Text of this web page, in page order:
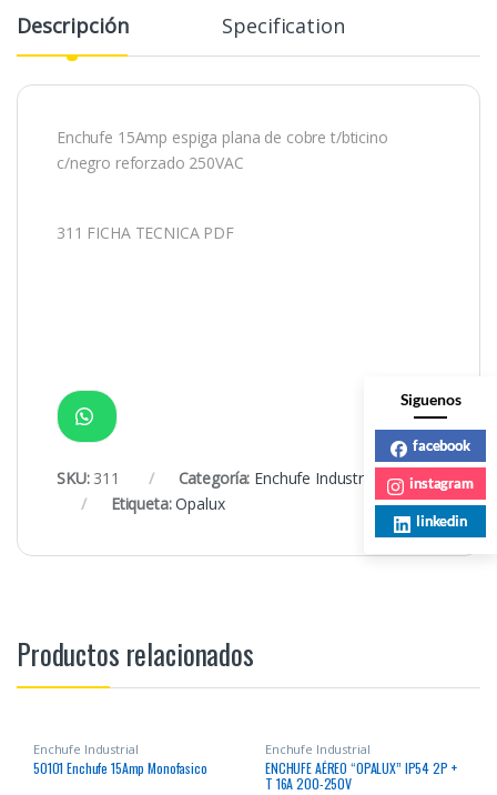
Descripción Specification
Enchufe 15Amp espiga plana de cobre t/bticino
c/negro reforzado 250VAC
311 FICHA TECNICA PDF
SKU: 311 Categoría: Enchufe Industrial
Etiqueta:Opalux
Productos relacionados
Enchufe Industrial
50101 Enchufe 15Amp Monofasico
Enchufe Industrial
ENCHUFE AÉREO “OPALUX” IP54 2P +
T 16A 200-250V
Siguenos
facebook
instagram
linkedin